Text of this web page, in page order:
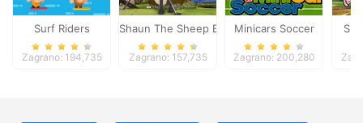
Surf Riders
Zagrano: 194,735
Shaun The Sheep Baahmy Golf
Zagrano: 157,735
Minicars Soccer
Zagrano: 200,280